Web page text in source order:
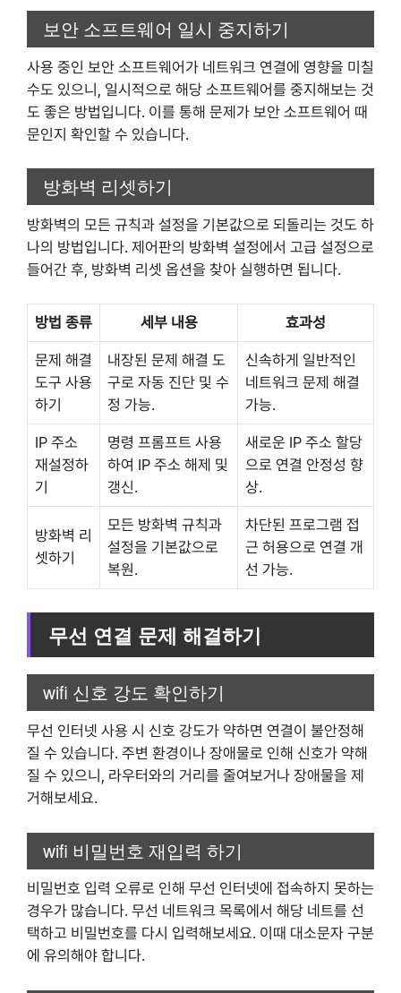
보안 소프트웨어 일시 중지하기
사용 중인 보안 소프트웨어가 네트워크 연결에 영향을 미칠
수도 있으니, 일시적으로 해당 소프트웨어를 중지해보는 것
도 좋은 방법입니다. 이를 통해 문제가 보안 소프트웨어 때
문인지 확인할 수 있습니다.
방화벽 리셋하기
방화벽의 모든 규칙과 설정을 기본값으로 되돌리는 것도 하
나의 방법입니다. 제어판의 방화벽 설정에서 고급 설정으로
들어간 후, 방화벽 리셋 옵션을 찾아 실행하면 됩니다.
방법 종류 세부 내용 효과성
문제 해결
도구 사용
하기
내장된 문제 해결 도
구로 자동 진단 및 수
정 가능.
신속하게 일반적인
네트워크 문제 해결
가능.
IP 주소
재설정하
기
명령 프롬프트 사용
하여 IP 주소 해제 및
갱신.
새로운 IP 주소 할당
으로 연결 안정성 향
상.
방화벽 리
셋하기
모든 방화벽 규칙과
설정을 기본값으로
복원.
차단된 프로그램 접
근 허용으로 연결 개
선 가능.
무선 연결 문제 해결하기
wifi 신호 강도 확인하기
무선 인터넷 사용 시 신호 강도가 약하면 연결이 불안정해
질 수 있습니다. 주변 환경이나 장애물로 인해 신호가 약해
질 수 있으니, 라우터와의 거리를 줄여보거나 장애물을 제
거해보세요.
wifi 비밀번호 재입력 하기
비밀번호 입력 오류로 인해 무선 인터넷에 접속하지 못하는
경우가 많습니다. 무선 네트워크 목록에서 해당 네트를 선
택하고 비밀번호를 다시 입력해보세요. 이때 대소문자 구분
에 유의해야 합니다.